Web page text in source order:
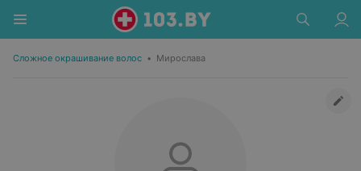
Сложное окрашивание волос • Мирослава